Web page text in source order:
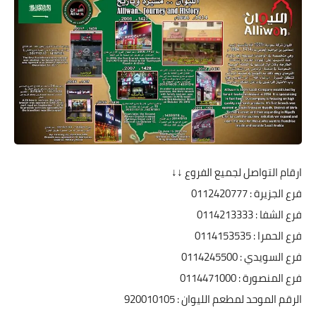
ارقام التواصل لجميع الفروع ↓↓
فرع الجزيرة : 0112420777
فرع الشفا : 0114213333
فرع الحمرا : 0114153535
فرع السويدي : 0114245500
فرع المنصورة : 0114471000
الرقم الموحد لمطعم الليوان : 920010105